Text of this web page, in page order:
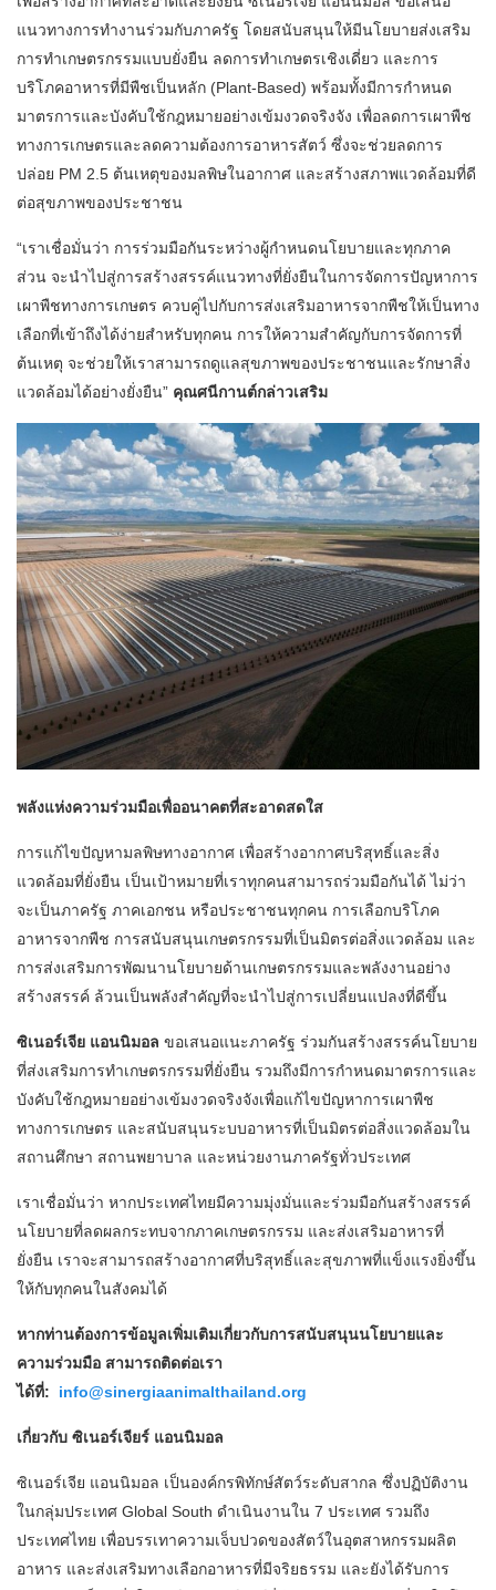
แนวทางการทำงานร่วมกับภาครัฐ โดยสนับสนุนให้มีนโยบายส่งเสริม
การทำเกษตรกรรมแบบยั่งยืน ลดการทำเกษตรเชิงเดี่ยว และการ
บริโภคอาหารที่มีพืชเป็นหลัก (Plant-Based) พร้อมทั้งมีการกำหนด
มาตรการและบังคับใช้กฎหมายอย่างเข้มงวดจริงจัง เพื่อลดการเผาพืช
ทางการเกษตรและลดความต้องการอาหารสัตว์ ซึ่งจะช่วยลดการ
ปล่อย PM 2.5 ต้นเหตุของมลพิษในอากาศ และสร้างสภาพแวดล้อมที่ดี
ต่อสุขภาพของประชาชน
“เราเชื่อมั่นว่า การร่วมมือกันระหว่างผู้กำหนดนโยบายและทุกภาค
ส่วน จะนำไปสู่การสร้างสรรค์แนวทางที่ยั่งยืนในการจัดการปัญหาการ
เผาพืชทางการเกษตร ควบคู่ไปกับการส่งเสริมอาหารจากพืชให้เป็นทาง
เลือกที่เข้าถึงได้ง่ายสำหรับทุกคน การให้ความสำคัญกับการจัดการที่
ต้นเหตุ จะช่วยให้เราสามารถดูแลสุขภาพของประชาชนและรักษาสิ่ง
แวดล้อมได้อย่างยั่งยืน” คุณศนีกานต์กล่าวเสริม
พลังแห่งความร่วมมือเพื่ออนาคตที่สะอาดสดใส
การแก้ไขปัญหามลพิษทางอากาศ เพื่อสร้างอากาศบริสุทธิ์และสิ่ง
แวดล้อมที่ยั่งยืน เป็นเป้าหมายที่เราทุกคนสามารถร่วมมือกันได้ ไม่ว่า
จะเป็นภาครัฐ ภาคเอกชน หรือประชาชนทุกคน การเลือกบริโภค
อาหารจากพืช การสนับสนุนเกษตรกรรมที่เป็นมิตรต่อสิ่งแวดล้อม และ
การส่งเสริมการพัฒนานโยบายด้านเกษตรกรรมและพลังงานอย่าง
สร้างสรรค์ ล้วนเป็นพลังสำคัญที่จะนำไปสู่การเปลี่ยนแปลงที่ดีขึ้น
ซิเนอร์เจีย แอนนิมอล ขอเสนอแนะภาครัฐ ร่วมกันสร้างสรรค์นโยบาย
ที่ส่งเสริมการทำเกษตรกรรมที่ยั่งยืน รวมถึงมีการกำหนดมาตรการและ
บังคับใช้กฎหมายอย่างเข้มงวดจริงจังเพื่อแก้ไขปัญหาการเผาพืช
ทางการเกษตร และสนับสนุนระบบอาหารที่เป็นมิตรต่อสิ่งแวดล้อมใน
สถานศึกษา สถานพยาบาล และหน่วยงานภาครัฐทั่วประเทศ
เราเชื่อมั่นว่า หากประเทศไทยมีความมุ่งมั่นและร่วมมือกันสร้างสรรค์
นโยบายที่ลดผลกระทบจากภาคเกษตรกรรม และส่งเสริมอาหารที่
ยั่งยืน เราจะสามารถสร้างอากาศที่บริสุทธิ์และสุขภาพที่แข็งแรงยิ่งขึ้น
ให้กับทุกคนในสังคมได้
หากท่านต้องการข้อมูลเพิ่มเติมเกี่ยวกับการสนับสนุนนโยบายและ
ความร่วมมือ สามารถติดต่อเรา
ได้ที่: info@sinergiaanimalthailand.org
เกี่ยวกับ ซิเนอร์เจียร์ แอนนิมอล
ซิเนอร์เจีย แอนนิมอล เป็นองค์กรพิทักษ์สัตว์ระดับสากล ซึ่งปฏิบัติงาน
ในกลุ่มประเทศ Global South ดำเนินงานใน 7 ประเทศ รวมถึง
ประเทศไทย เพื่อบรรเทาความเจ็บปวดของสัตว์ในอุตสาหกรรมผลิต
อาหาร และส่งเสริมทางเลือกอาหารที่มีจริยธรรม และยังได้รับการ